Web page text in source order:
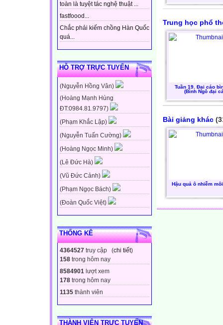
toàn là tuyệt tác nghệ thuật ...
fastfoood...
Chắc phải kiếm chồng Hàn Quốc
quá...
HỖ TRỢ TRỰC TUYẾN
(Nguyễn Hồng Vân)
(Hoàng Mạnh Hùng
ĐT:0984.81.9797)
(Phạm Khắc Lập)
(Nguyễn Tuấn Cường)
(Hoàng Ngọc Minh)
(Lê Đức Hà)
(Vũ Đức Cảnh)
(Phạm Ngọc Bách)
(Đoàn Quốc Việt)
THỐNG KÊ
4364527 truy cập (chi tiết)
158 trong hôm nay
8584901 lượt xem
178 trong hôm nay
1135 thành viên
THÀNH VIÊN TRỰC TUYẾN
Trung học phổ
Tuần 19. Đại cáo
(Bình Ngô đại
Bài giảng khác
Hậu quả ô nhiễm